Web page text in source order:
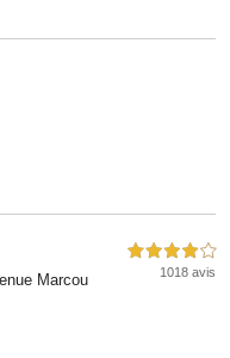
Marcou
4,0 étoiles sur 5
1018 avis